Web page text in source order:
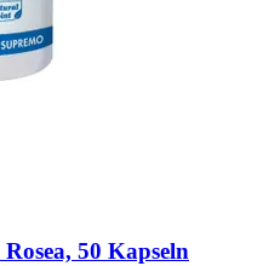
50 Kapseln